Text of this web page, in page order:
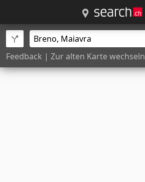
Feedback | Zur alten Karte wechseln